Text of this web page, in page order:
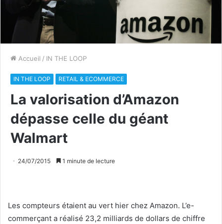
Accueil / IN THE LOOP
IN THE LOOP RETAIL & ECOMMERCE
La valorisation d’Amazon
dépasse celle du géant
Walmart
24/07/2015 1 minute de lecture
Les compteurs étaient au vert hier chez Amazon. L’e-
commerçant a réalisé 23,2 milliards de dollars de chiffre